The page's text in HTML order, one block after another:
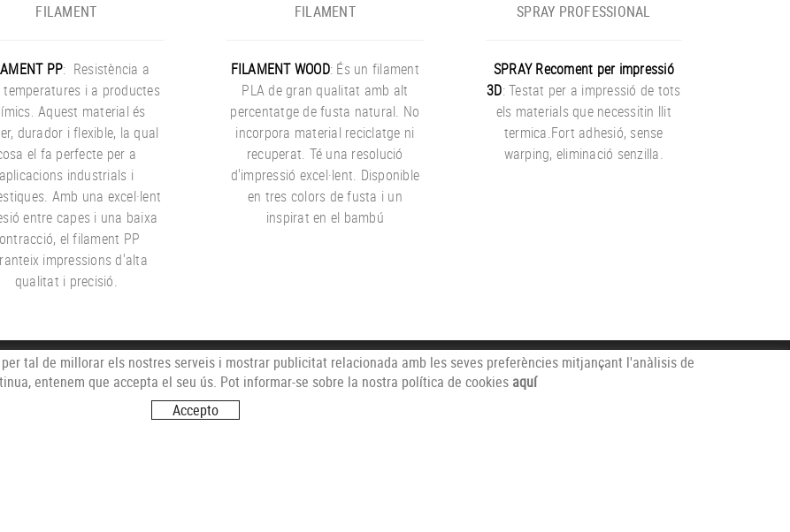
FILAMENT
PP: Resistència a
temperatures i a productes
Aquest material és
durador i flexible, la qual
el fa perfecte per a
aplicacions industrials i
Amb una excel·lent
entre capes i una baixa
el filament PP
impressions d'alta
qualitat i precisió.
FILAMENT
FILAMENT WOOD: És un filament
PLA de gran qualitat amb alt
percentatge de fusta natural. No
incorpora material reciclatge ni
recuperat. Té una resolució
d'impressió excel·lent. Disponible
en tres colors de fusta i un
inspirat en el bambú
SPRAY PROFESSIONAL
SPRAY Recoment per impressió
3D: Testat per a impressió de tots
els materials que necessitin llit
termica.Fort adhesió, sense
warping, eliminació senzilla.
VISITA'NS
tal de millorar els nostres serveis i mostrar publicitat relacionada amb les seves preferències mitjançant l'anàlisis de
entenem que accepta el seu ús. Pot informar-se sobre la nostra política de cookies aquí
Accepto